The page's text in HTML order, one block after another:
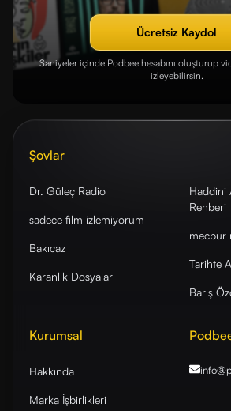
Ücretsiz Kaydol
Saniyeler içinde Podbee hesabını oluşturup
izleyebilirsin.
Şovlar
Dr. Güleç Radio
sadece film izlemiyorum
Bakıcaz
Karanlık Dosyalar
Haddini
Rehberi
mecbur
Tarihte
Barış
Kurumsal
Hakkında
Marka İşbirlikleri